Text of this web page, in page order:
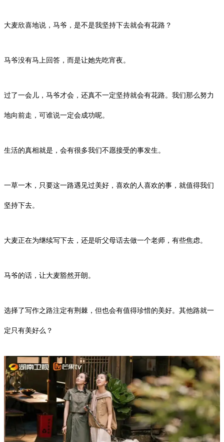
大麦欣喜地说，马爷，是不是我坚持下去就会有花路？
马爷没有马上回答，而是让她先吃宵夜。
过了一会儿，马爷才会，还真不一定坚持就会有花路。我们那么努力
地向前走，可谁说一定会成功呢。
生活的真相就是，会有很多我们不愿接受的事发生。
一草一木，只要这一路遇见过美好，喜欢的人喜欢的事，就值得我们
坚持下去。
大麦正在为继续写下去，还是听父母话去做一个老师，有些焦虑。
马爷的话，让大麦豁然开朗。
选择了写作之路注定有荆棘，但也会有值得珍惜的美好。其他路就一
定只有美好么？